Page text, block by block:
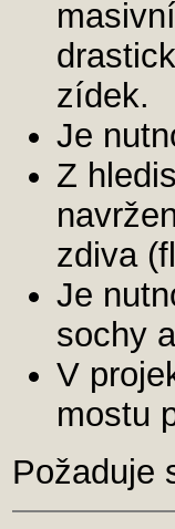
zídek.
Je
Z
zdiva
Je
sochy
V
mostu
Požaduje